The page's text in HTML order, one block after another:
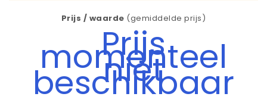
Prijs / waarde (gemiddelde prijs)
Prijs
momenteel
niet
beschikbaar